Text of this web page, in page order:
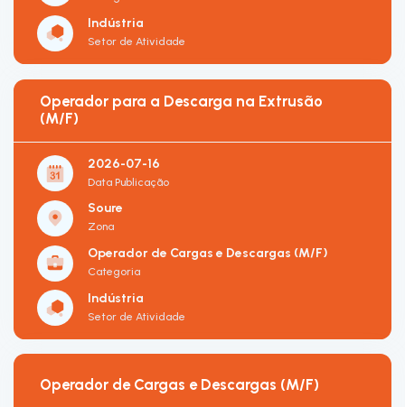
Indústria
Setor de Atividade
Operador para a Descarga na Extrusão
(M/F)
2026-07-16
Data Publicação
Soure
Zona
Operador de Cargas e Descargas (M/F)
Categoria
Indústria
Setor de Atividade
Operador de Cargas e Descargas (M/F)